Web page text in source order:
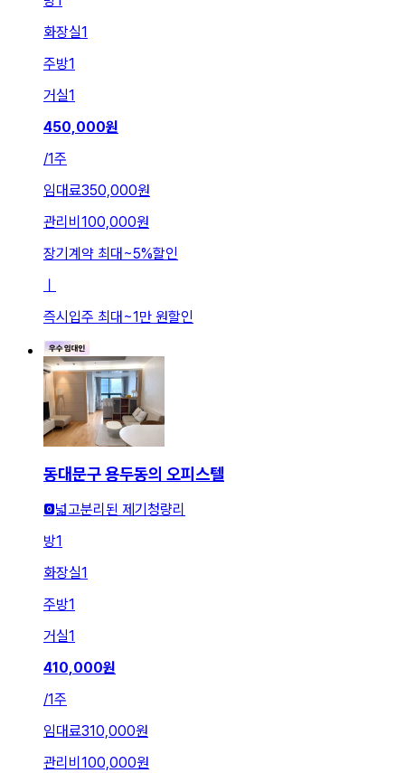
화장실1
주방1
거실1
450,000원
/1주
임대료350,000원
관리비 100,000원
장기계약 최대~5%할인
ㅣ
즉시입주 최대~1만 원할인
동대문구 용두동의 오피스텔
🅾️넓고분리된 제기청량리
방1
화장실1
주방1
거실1
410,000원
/1주
임대료310,000원
관리비 100,000원